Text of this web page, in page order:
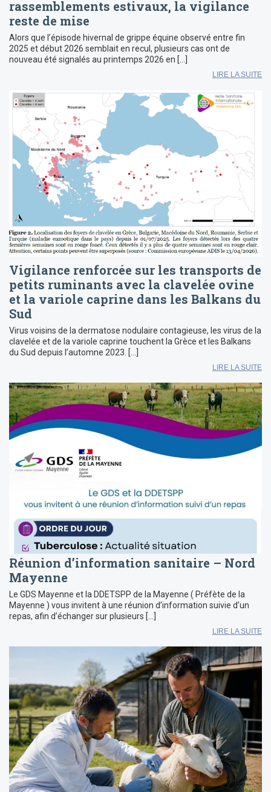
rassemblements estivaux, la vigilance
reste de mise
Alors que l’épisode hivernal de grippe équine observé entre fin
2025 et début 2026 semblait en recul, plusieurs cas ont de
nouveau été signalés au printemps 2026 en […]
LIRE LA SUITE
Vigilance renforcée sur les transports de
petits ruminants avec la clavelée ovine
et la variole caprine dans les Balkans du
Sud
Virus voisins de la dermatose nodulaire contagieuse, les virus de la
clavelée et de la variole caprine touchent la Grèce et les Balkans
du Sud depuis l’automne 2023. […]
LIRE LA SUITE
Réunion d’information sanitaire – Nord
Mayenne
Le GDS Mayenne et la DDETSPP de la Mayenne ( Préfète de la
Mayenne ) vous invitent à une réunion d’information suivie d’un
repas, afin d’échanger sur plusieurs […]
LIRE LA SUITE